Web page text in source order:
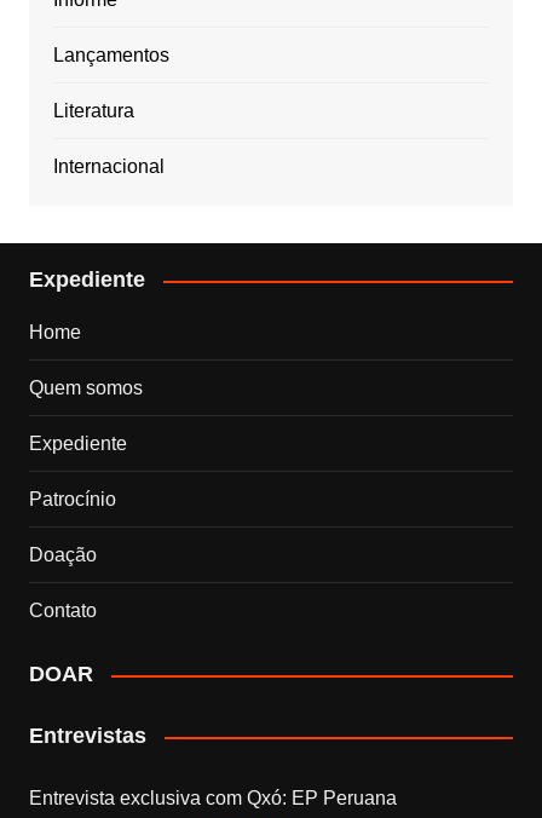
Lançamentos
Literatura
Internacional
Expediente
Home
Quem somos
Expediente
Patrocínio
Doação
Contato
DOAR
Entrevistas
Entrevista exclusiva com Qxó: EP Peruana